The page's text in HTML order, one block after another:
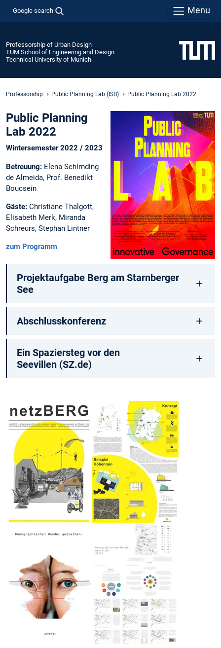
Google search Menu
Professorship of Urban Design
TUM School of Engineering and Design
Technical University of Munich
Professorship Public Planning Lab (ISB) Public Planning Lab 2022
Public Planning
Lab 2022
Wintersemester 2022 / 2023
Betreuung: Elena Schirnding
de Almeida, Prof. Benedikt
Boucsein
Gäste: Christiane Thalgott,
Elisabeth Merk, Miranda
Schreurs, Stephan Lintner
zum Programm
Projektaufgabe Berg am Starnberger
See
Abschlusskonferenz
Ein Spaziersteg vor den
Seevillen (SZ.de)